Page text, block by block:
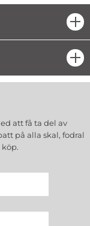
att få ta del av
på alla skal, fodral